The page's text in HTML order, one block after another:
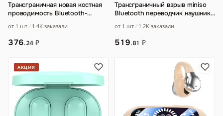
Трансграничная новая костная
проводимость Bluetooth-
цифровой диспле…
от 1 шт 1.4K заказали
376.24 ₽
Трансграничный взрыв miniso
Bluetooth переводчик наушники
шумоподавление…
от 1 шт 1.2K заказали
519.81 ₽
АКЦИЯ